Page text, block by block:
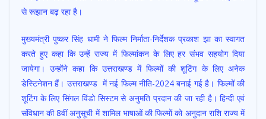
o
k
p
p
से रूझान बढ़ रहा है।
मुख्यमंत्री पुष्कर सिंह धामी ने फिल्म निर्माता-निर्देशक प्रकाश झा का स्वागत
करते हुए कहा कि उन्हें राज्य में फिल्मांकन के लिए हर संभव सहयोग दिया
जायेगा। उन्होंने कहा कि उत्तराखण्ड में फिल्मों की शूटिंग के लिए अनेक
डेस्टिनेशन हैं। उत्तराखण्ड में नई फिल्म नीति-2024 बनाई गई है। फिल्मों की
शूटिंग के लिए सिंगल विंडो सिस्टम से अनुमति प्रदान की जा रही है। हिन्दी एवं
संविधान की 8वीं अनुसूची में शामिल भाषाओं की फिल्मों को अनुदान राशि राज्य में